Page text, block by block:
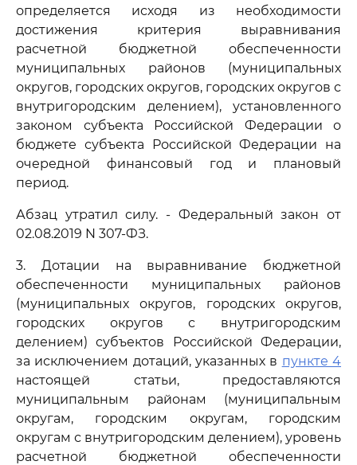
определяется исходя из необходимости
достижения критерия выравнивания
расчетной бюджетной обеспеченности
муниципальных районов (муниципальных
округов, городских округов, городских округов с
внутригородским делением), установленного
законом субъекта Российской Федерации о
бюджете субъекта Российской Федерации на
очередной финансовый год и плановый
период.
Абзац утратил силу. - Федеральный закон от
02.08.2019 N 307-ФЗ.
3. Дотации на выравнивание бюджетной
обеспеченности муниципальных районов
(муниципальных округов, городских округов,
городских округов с внутригородским
делением) субъектов Российской Федерации,
за исключением дотаций, указанных в пункте 4
настоящей статьи, предоставляются
муниципальным районам (муниципальным
округам, городским округам, городским
округам с внутригородским делением), уровень
расчетной бюджетной обеспеченности